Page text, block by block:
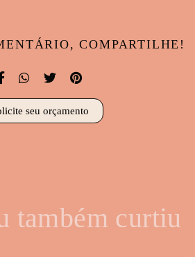
COMPARTILHE!
seu orçamento
também curtiu